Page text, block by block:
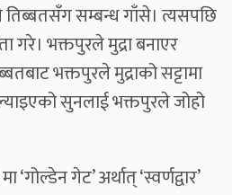
सम्बन्ध गाँसे। त्यसपछि
गरे। भक्तपुरले मुद्रा बनाएर
भक्तपुरले मुद्राको सट्टामा
सुनलाई भक्तपुरले जोहो
गेट’ अर्थात् ‘स्वर्णद्वार’